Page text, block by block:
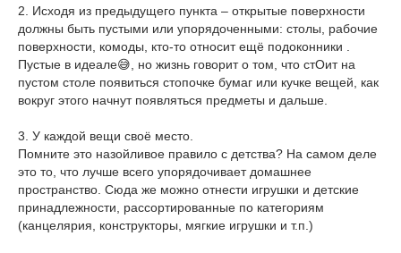
2. Исходя из предыдущего пункта – открытые поверхности
должны быть пустыми или упорядоченными: столы, рабочие
поверхности, комоды, кто-то относит ещё подоконники .
Пустые в идеале😅, но жизнь говорит о том, что стОит на
пустом столе появиться стопочке бумаг или кучке вещей, как
вокруг этого начнут появляться предметы и дальше.
3. У каждой вещи своё место.
Помните это назойливое правило с детства? На самом деле
это то, что лучше всего упорядочивает домашнее
пространство. Сюда же можно отнести игрушки и детские
принадлежности, рассортированные по категориям
(канцелярия, конструкторы, мягкие игрушки и т.п.)